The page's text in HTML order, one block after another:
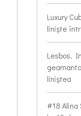
Luxury
liniște
Lesbos.
liniștea
#18